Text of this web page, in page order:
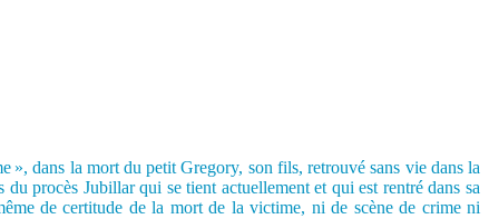
», dans la mort du petit Gregory, son fils, retrouvé sans vie dans la
procès Jubillar qui se tient actuellement et qui est rentré dans sa
de certitude de la mort de la victime, ni de scène de crime ni